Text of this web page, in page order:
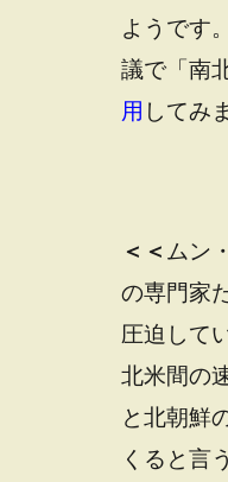
ようです
議で「南
用 してみ
＜＜ ムン
の専門家
圧迫して
北米間の
と北朝鮮
くると言